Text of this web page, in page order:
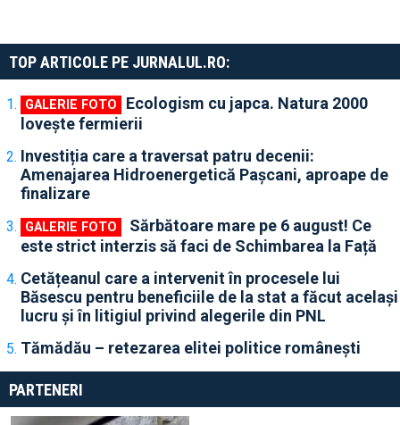
TOP ARTICOLE PE JURNALUL.RO:
Ecologism cu japca. Natura 2000
lovește fermierii
Investiția care a traversat patru decenii:
Amenajarea Hidroenergetică Pașcani, aproape de
finalizare
Sărbătoare mare pe 6 august! Ce
este strict interzis să faci de Schimbarea la Față
Cetățeanul care a intervenit în procesele lui
Băsescu pentru beneficiile de la stat a făcut același
lucru și în litigiul privind alegerile din PNL
Tămădău – retezarea elitei politice românești
PARTENERI